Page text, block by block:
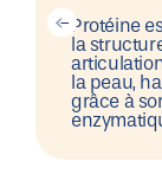
Protéine
la
la peau,
grâce à